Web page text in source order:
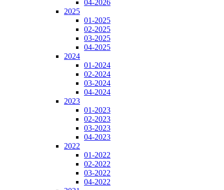
04-2026
2025
01-2025
02-2025
03-2025
04-2025
2024
01-2024
02-2024
03-2024
04-2024
2023
01-2023
02-2023
03-2023
04-2023
2022
01-2022
02-2022
03-2022
04-2022